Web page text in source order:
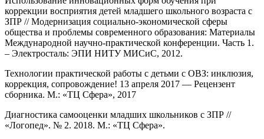
коррекции восприятия детей младшего школьного возраста с
ЗПР // Модернизация социально-экономической сферы
общества и проблемы современного образования: Материалы
Международной научно-практической конференции. Часть 1.
– Электросталь: ЭПИ НИТУ МИСиС, 2012.
Технологии практической работы с детьми с ОВЗ: инклюзия,
коррекция, сопровождение! 13 апреля 2017 — Рецензент
сборника. М.: «ТЦ Сфера», 2017
Диагностика самооценки младших школьников с ЗПР //
«Логопед». № 2. 2018. М.: «ТЦ Сфера».